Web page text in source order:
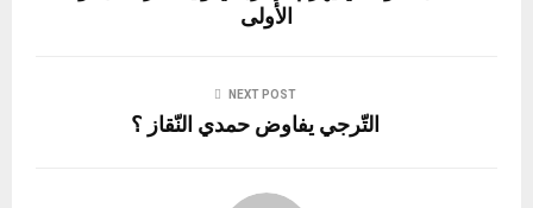
الأولى
NEXT POST
التّرجي يفاوض حمدي النّقاز ؟